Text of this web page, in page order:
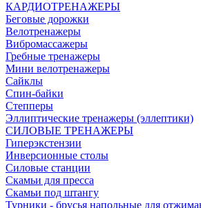
КАРДИОТРЕНАЖЕРЫ
Беговые дорожки
Велотренажеры
Вибромассажеры
Гребные тренажеры
Мини велотренажеры
Сайклы
Спин-байки
Степперы
Эллиптические тренажеры (эллептики)
СИЛОВЫЕ ТРЕНАЖЕРЫ
Гиперэкстензии
Инверсионные столы
Силовые станции
Скамьи для пресса
Скамьи под штангу
Турники - брусья напольные для